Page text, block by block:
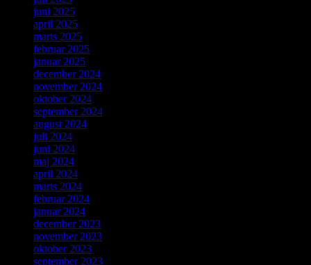
juni 2025
april 2025
marts 2025
februar 2025
januar 2025
december 2024
november 2024
oktober 2024
september 2024
august 2024
juli 2024
juni 2024
maj 2024
april 2024
marts 2024
februar 2024
januar 2024
december 2023
november 2023
oktober 2023
september 2023